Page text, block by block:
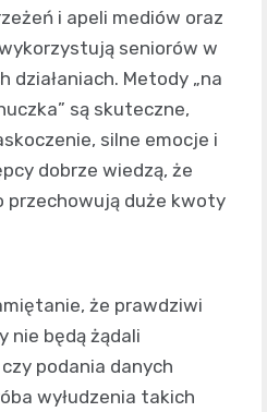
i apeli mediów oraz
seniorów w
działaniach. Metody „na
są skuteczne,
silne emocje i
dobrze wiedzą, że
przechowują duże kwoty
że prawdziwi
nie będą żądali
podania danych
wyłudzenia takich